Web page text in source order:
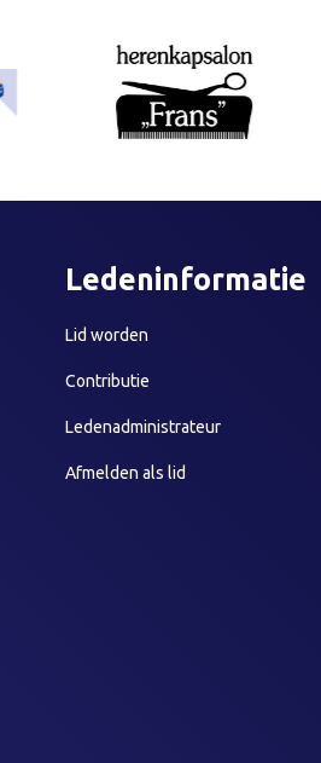
Ledeninformatie
Lid worden
Contributie
Ledenadministrateur
Afmelden als lid